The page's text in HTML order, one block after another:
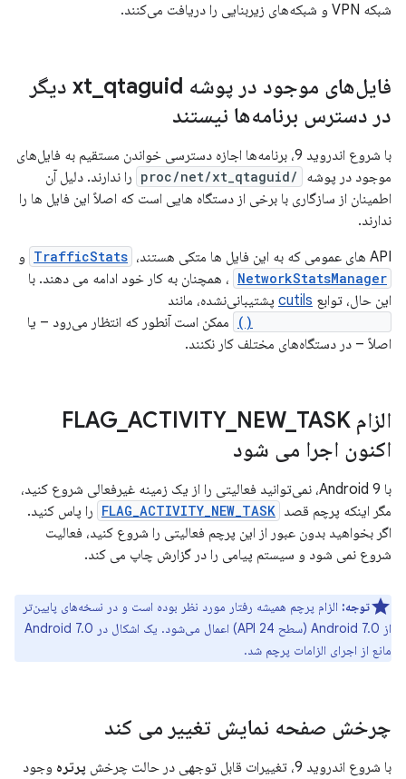
شبکه VPN و شبکه‌های زیربنایی را دریافت می‌کنند.
فایل‌های موجود در پوشه xt
qtaguid دیگر
در دسترس برنامه‌ها نیستند
با شروع اندروید 9، برنامه‌ها اجازه دسترسی خواندن مستقیم به فایل‌های
موجود در پوشه
/proc/net/xt_qtaguid
را ندارند. دلیل آن
اطمینان از سازگاری با برخی از دستگاه هایی است که اصلاً این فایل ها را
ندارند.
API های عمومی که به این فایل ها متکی هستند،
TrafficStats و
NetworkStatsManager ، همچنان به کار خود ادامه می دهند. با
این حال، توابع cutils پشتیبانی‌نشده، مانند
ممکن است آنطور که انتظار می‌رود – یا
اصلاً – در دستگاه‌های مختلف کار نکنند.
الزام FLAG ACTIVITY_ NEW_ TASK
اکنون اجرا می شود
با Android 9، نمی‌توانید فعالیتی را از یک زمینه غیرفعالی شروع کنید،
مگر اینکه پرچم قصد FLAG_ACTIVITY_NEW_TASK را پاس کنید.
اگر بخواهید بدون عبور از این پرچم فعالیتی را شروع کنید، فعالیت
شروع نمی شود و سیستم پیامی را در گزارش چاپ می کند.
توجه: الزام پرچم همیشه رفتار مورد نظر بوده است و در نسخه‌های پایین‌تر
از Android 7.0 (سطح API 24) اعمال می‌شود. یک اشکال در Android 7.0
مانع از اجرای الزامات پرچم شد.
چرخش صفحه نمایش تغییر می کند
با شروع اندروید 9، تغییرات قابل توجهی در حالت چرخش پرتره وجود